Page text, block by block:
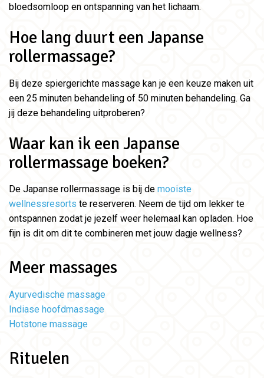
bloedsomloop en ontspanning van het lichaam.
Hoe lang duurt een Japanse
rollermassage?
Bij deze spiergerichte massage kan je een keuze maken uit
een 25 minuten behandeling of 50 minuten behandeling. Ga
jij deze behandeling uitproberen?
Waar kan ik een Japanse
rollermassage boeken?
De Japanse rollermassage is bij de mooiste
wellnessresorts te reserveren. Neem de tijd om lekker te
ontspannen zodat je jezelf weer helemaal kan opladen. Hoe
fijn is dit om dit te combineren met jouw dagje wellness?
Meer massages
Ayurvedische massage
Indiase hoofdmassage
Hotstone massage
Rituelen